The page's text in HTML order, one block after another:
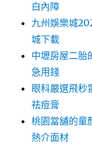
白內障
九州娛樂城
城下載
中壢房屋二胎
急用錢
眼科嚴選飛秒
祛痘膏
桃園當舖的童
熱介面材